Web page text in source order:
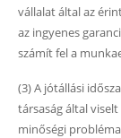
vállalat által az
az ingyenes
számít fel a
(3) A jótállási
társaság által
minőségi